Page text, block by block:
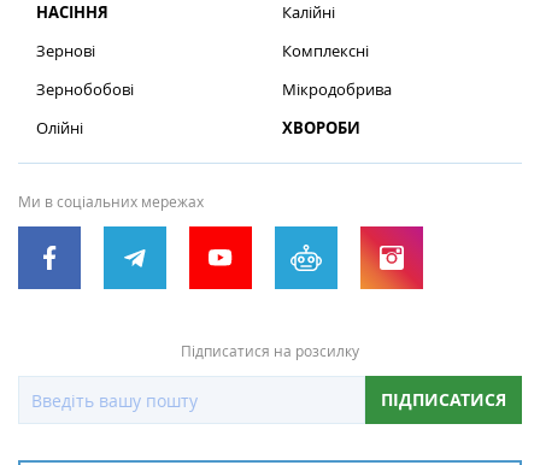
НАСІННЯ
Зернові
Зернобобові
Олійні
Калійні
Комплексні
Мікродобрива
ХВОРОБИ
Ми в соціальних мережах
Підписатися на розсилку
ПІДПИСАТИСЯ